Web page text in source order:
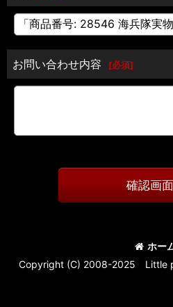
お問い合わせ内容 [必須]
確認画
ホー
Copyright (C) 2008-2025 Little